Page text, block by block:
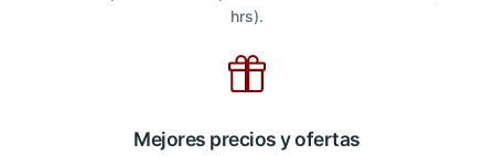
hrs).
Mejores precios y ofertas